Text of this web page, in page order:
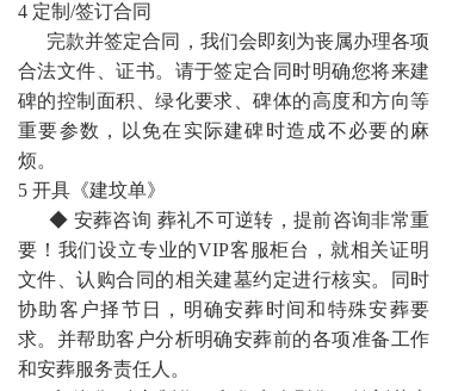
4 定制/签订合同
完款并签定合同，我们会即刻为丧属办理各项
合法文件、证书。请于签定合同时明确您将来建
碑的控制面积、绿化要求、碑体的高度和方向等
重要参数，以免在实际建碑时造成不必要的麻
烦。
5 开具《建坟单》
◆ 安葬咨询 葬礼不可逆转，提前咨询非常重
要！我们设立专业的VIP客服柜台，就相关证明
文件、认购合同的相关建墓约定进行核实。同时
协助客户择节日，明确安葬时间和特殊安葬要
求。并帮助客户分析明确安葬前的各项准备工作
和安葬服务责任人。